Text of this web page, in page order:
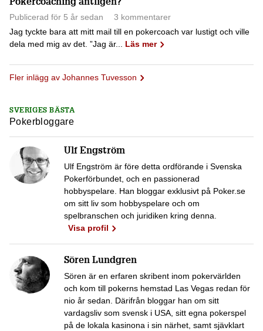
Pokercoaching äntligen?
Publicerad för 5 år sedan
3 kommentarer
Jag tyckte bara att mitt mail till en pokercoach var lustigt och ville
dela med mig av det. ”Jag är... Läs mer
Fler inlägg av Johannes Tuvesson
SVERIGES BÄSTA
Pokerbloggare
Ulf Engström
Ulf Engström är före detta ordförande i Svenska
Pokerförbundet, och en passionerad
hobbyspelare. Han bloggar exklusivt på Poker.se
om sitt liv som hobbyspelare och om
spelbranschen och juridiken kring denna.
Visa profil
Sören Lundgren
Sören är en erfaren skribent inom pokervärlden
och kom till pokerns hemstad Las Vegas redan för
nio år sedan. Därifrån bloggar han om sitt
vardagsliv som svensk i USA, sitt egna pokerspel
på de lokala kasinona i sin närhet, samt sjävklart